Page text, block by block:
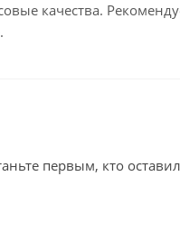
качества.
первым, кто